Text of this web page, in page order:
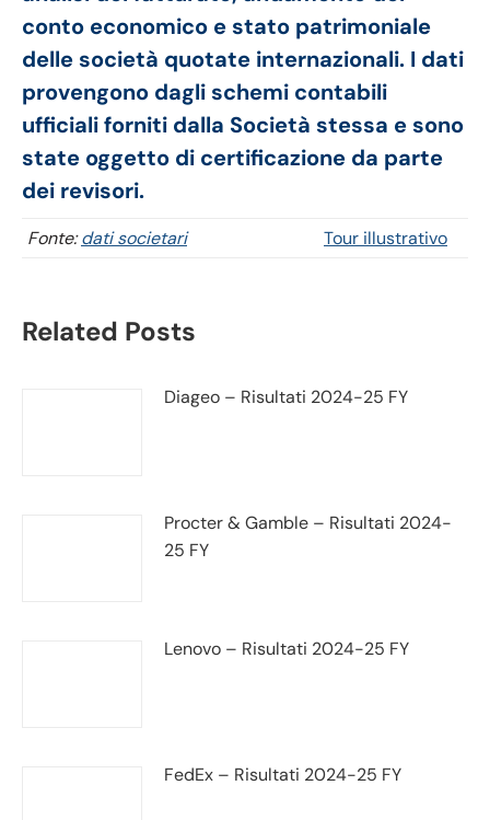
conto economico e stato patrimoniale
delle società quotate internazionali. I dati
provengono dagli schemi contabili
ufficiali forniti dalla Società stessa e sono
state oggetto di certificazione da parte
dei revisori.
Fonte:dati societari Tour illustrativo
Related Posts
Diageo – Risultati 2024-25 FY
Procter & Gamble – Risultati 2024-
25 FY
Lenovo – Risultati 2024-25 FY
FedEx – Risultati 2024-25 FY